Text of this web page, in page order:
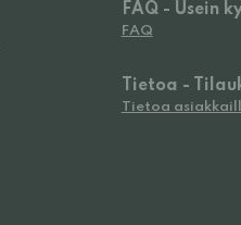
FAQ - Usein
FAQ
Tietoa -
Tietoa